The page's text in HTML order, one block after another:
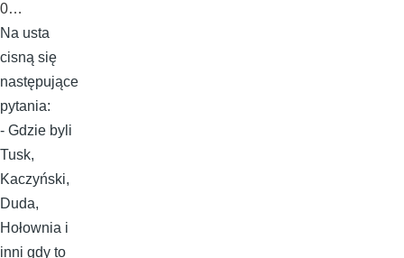
0…
Na usta
cisną się
następujące
pytania:
- Gdzie byli
Tusk,
Kaczyński,
Duda,
Hołownia i
inni gdy to